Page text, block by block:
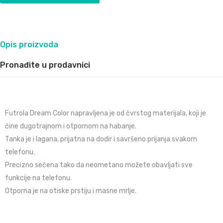
Opis proizvoda
Pronađite u prodavnici
Futrola Dream Color napravljena je od čvrstog materijala, koji je
čine dugotrajnom i otpornom na habanje.
Tanka je i lagana, prijatna na dodir i savršeno prijanja svakom
telefonu.
Precizno sečena tako da neometano možete obavljati sve
funkcije na telefonu.
Otporna je na otiske prstiju i masne mrlje.